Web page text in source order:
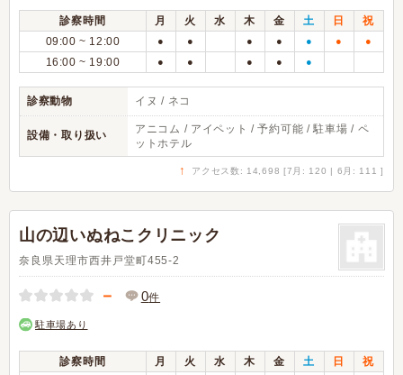
診察時間 月 火 水 木 金 土 日
祝
09:00 ~ 12:00
● ● ● ● ● ● ●
16:00 ~ 19:00 ● ● ● ● ●
診察動物 イヌ / ネコ
設備・取り扱い
アニコム / アイペット / 予約可能 / 駐車場 / ペ
ットホテル
↑ アクセス数: 14,698 [7月: 120 | 6月: 111 ]
山の辺いぬねこクリニック
奈良県天理市西井戸堂町455-2
－ 0件
駐車場あり
診察時間 月 火 水 木 金 土 日
祝